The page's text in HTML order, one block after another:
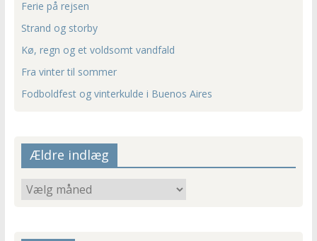
Ferie på rejsen
Strand og storby
Kø, regn og et voldsomt vandfald
Fra vinter til sommer
Fodboldfest og vinterkulde i Buenos Aires
Ældre indlæg
Ældre